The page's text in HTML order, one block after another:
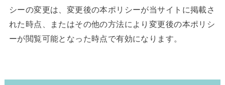
シーの変更は、変更後の本ポリシーが当サイトに掲載さ
れた時点、またはその他の方法により変更後の本ポリシ
ーが閲覧可能となった時点で有効になります。